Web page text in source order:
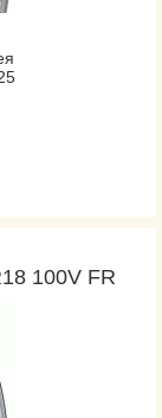
100V FR